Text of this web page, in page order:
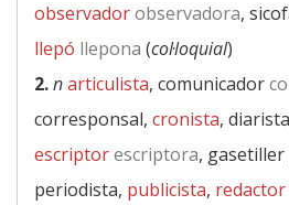
observadorobservadora,
llepó llepona (col·loquial)
2.narticulista, comunicador
corresponsal, cronista,
escriptorescriptora, gasetiller
periodista, publicista, redactor